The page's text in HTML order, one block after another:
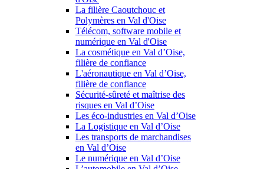
La filière Caoutchouc et
Polymères en Val d'Oise
Télécom, software mobile et
numérique en Val d'Oise
La cosmétique en Val d’Oise,
filière de confiance
L'aéronautique en Val d’Oise,
filière de confiance
Sécurité-sûreté et maîtrise des
risques en Val d’Oise
Les éco-industries en Val d’Oise
La Logistique en Val d’Oise
Les transports de marchandises
en Val d’Oise
Le numérique en Val d’Oise